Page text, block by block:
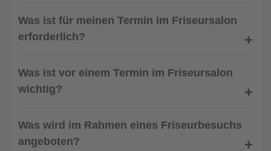
Was ist für meinen Termin im Friseursalon
erforderlich?
Was ist vor einem Termin im Friseursalon
wichtig?
Was wird im Rahmen eines Friseurbesuchs
angeboten?